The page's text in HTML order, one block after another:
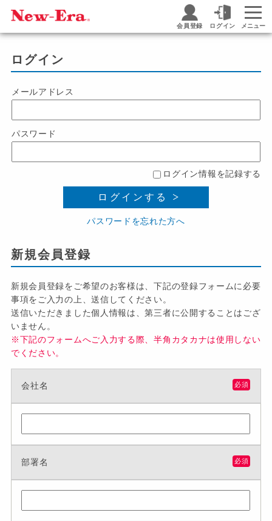
会員登録 ログイン メニュー
ログイン
メールアドレス
パスワード
ログイン情報を記録する
ログインする
パスワードを忘れた方へ
新規会員登録
新規会員登録をご希望のお客様は、下記の登録フォームに必要
事項をご入力の上、送信してください。
送信いただきました個人情報は、第三者に公開することはござ
いません。
※下記のフォームへご入力する際、半角カタカナは使用しない
でください。
会社名 必須
部署名 必須